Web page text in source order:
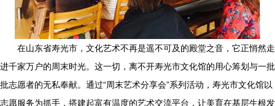
在山东省寿光市，文化艺术不再是遥不可及的殿堂之音，它正悄然走
进千家万户的周末时光。这一切，离不开寿光市文化馆的用心筹划与一批
批志愿者的无私奉献。通过“周末艺术分享会”系列活动，寿光市文化馆以
志愿服务为抓手，搭建起富有温度的艺术交流平台，让美育在基层生根发